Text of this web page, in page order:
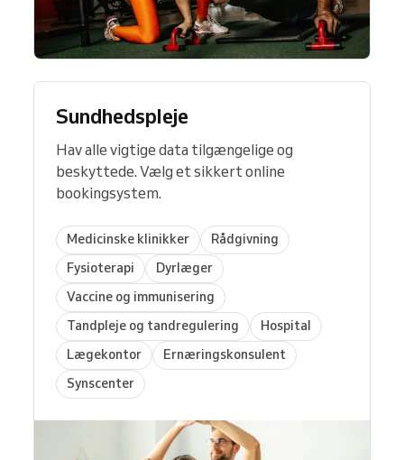
Sundhedspleje
Hav alle vigtige data tilgængelige og
beskyttede. Vælg et sikkert online
bookingsystem.
Medicinske klinikker
Rådgivning
Fysioterapi
Dyrlæger
Vaccine og immunisering
Tandpleje og tandregulering
Hospital
Lægekontor
Ernæringskonsulent
Synscenter